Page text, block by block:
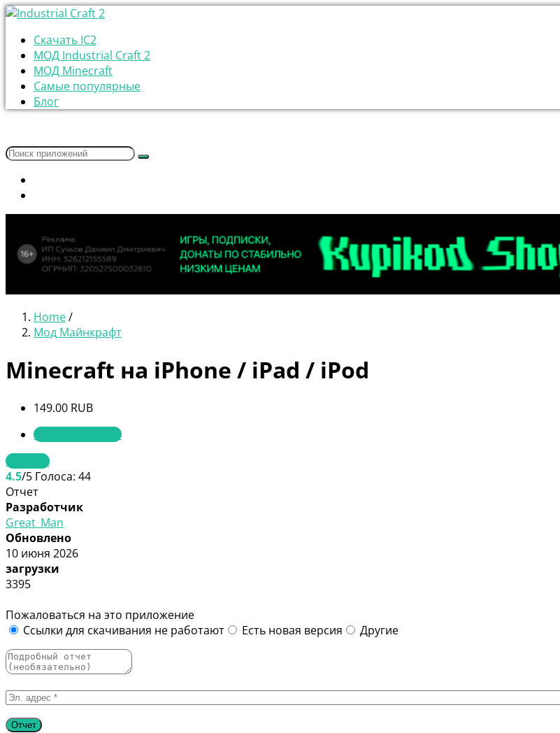
Скачать IC2
МОД Industrial Craft 2
МОД Minecraft
Самые популярные
Блог
Home/
Мод Майнкрафт
Minecraft на iPhone / iPad / iPod
149.00 RUB
Мод Майнкрафт
Скачать
4.5/5 Голоса: 44
Отчет
Разработчик
Great_Man
Обновлено
10 июня 2026
загрузки
3395
Пожаловаться на это приложение
Ссылки для скачивания не работают
Есть новая версия Другие